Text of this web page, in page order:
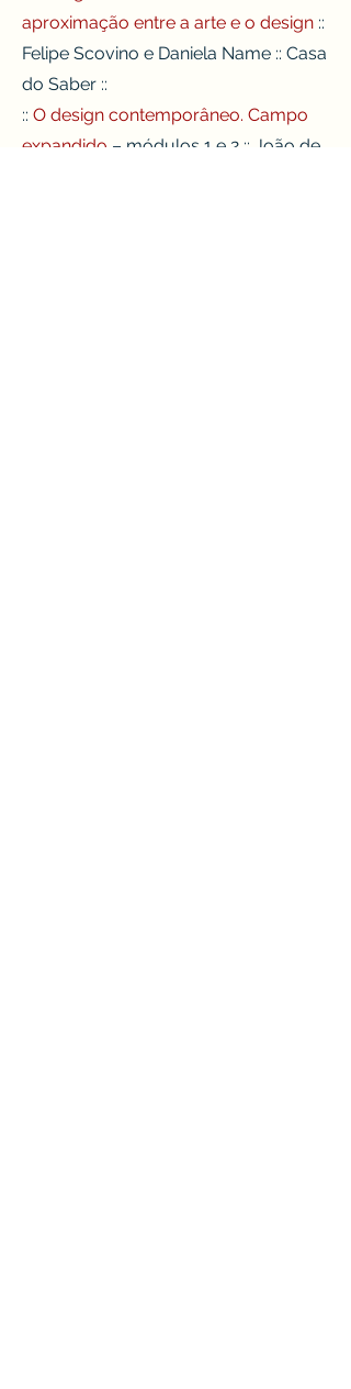
aproximação entre a arte e o design ::
Felipe Scovino e Daniela Name :: Casa
do Saber ::
:: O design contemporâneo. Campo
expandido – módulos 1 e 2 :: João de